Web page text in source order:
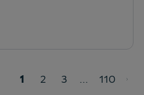
1 2 3 ... 110